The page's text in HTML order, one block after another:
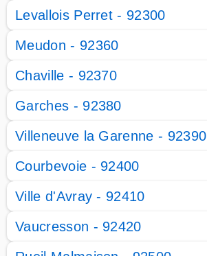
Levallois Perret - 92300
Meudon - 92360
Chaville - 92370
Garches - 92380
Villeneuve la Garenne - 92390
Courbevoie - 92400
Ville d'Avray - 92410
Vaucresson - 92420